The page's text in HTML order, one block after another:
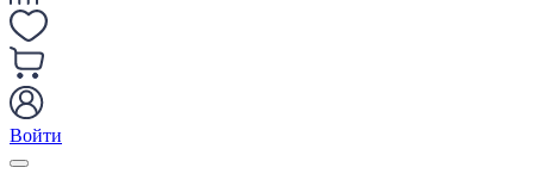
Войти